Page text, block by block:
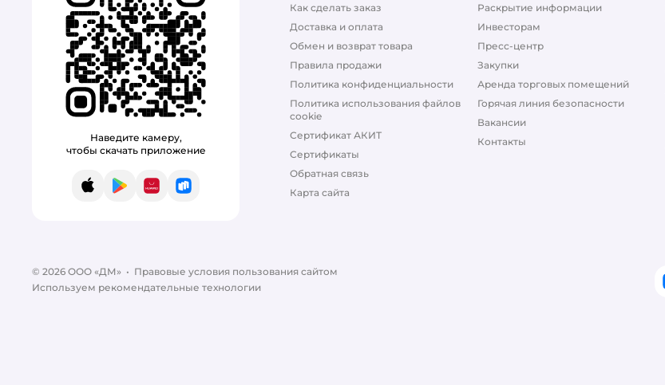
Наведите камеру,
чтобы скачать приложение
App StoreGoogle Play
AppGallery
RuStore
Как сделать заказ
Доставка и оплата
Обмен и возврат товара
Правила продажи
Политика конфиденциальности
Политика использования файлов
cookie
Сертификат АКИТ
Сертификаты
Обратная связь
Карта сайта
Раскрытие информации
Инвесторам
Пресс-центр
Закупки
Аренда торговых помещений
Горячая линия безопасности
Вакансии
Контакты
© 2026 ООО «ДМ» • Правовые условия пользования сайтом
Используем рекомендательные технологии